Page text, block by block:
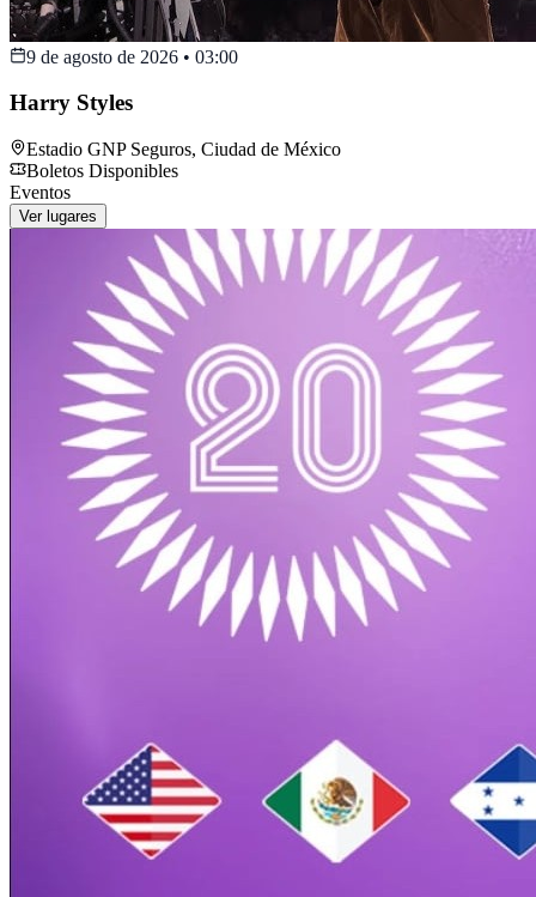
9 de agosto de 2026 • 03:00
Harry Styles
Estadio GNP Seguros, Ciudad de México
Boletos Disponibles
Eventos
Ver lugares